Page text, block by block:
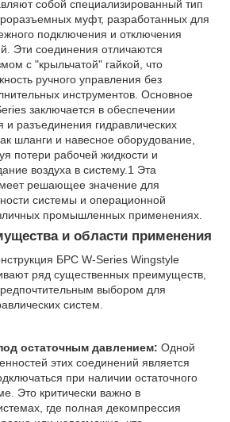
собой специализированный тип
муфт, разработанных для
подключения и отключения
Эти соединения отличаются
с "крыльчатой" гайкой, что
ручного управления без
инструментов. Основное
заключается в обеспечении
и разъединения гидравлических
шланги и навесное оборудование,
потери рабочей жидкости и
воздуха в систему. 1 Эта
решающее значение для
системы и операционной
промышленных применениях.
и области применения
БРС W-Series Wingstyle
ряд существенных преимуществ,
выбором для
систем.
остаточным давлением: Одной
этих соединений является
при наличии остаточного
Это критически важно в
где полная декомпрессия